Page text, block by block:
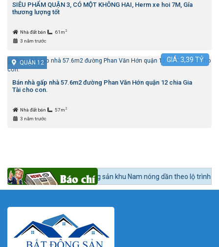
SIÊU PHẨM QUẬN 3, CÓ MỘT KHÔNG HAI, Herm xe hoi 7M, Gía
thương lượng tốt
Nhà đất bán 61m 2
3 năm trước
QUẬN 12 GIÁ: 3,39TỶ
Bán nhà gấp nhà 57.6m2 đường Phan Văn Hớn quận 12 chia Gia
Tài cho con.
Nhà đất bán 57m 2
3 năm trước
tức 24h BĐS:Bất động sản khu Nam nóng dần theo lộ trình lên quận